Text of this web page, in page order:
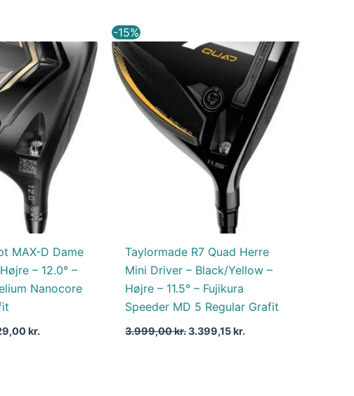
MAX-D Dame
– 12.0° –
Nanocore
kr..
kr.
aktuelle
pris
er:
2.729,00 kr..
-15%
Taylormade R7 Quad Herre
Mini Driver – Black/Yellow –
Højre – 11.5° – Fujikura
Speeder MD 5 Regular Grafit
3.999,00kr.
oprindelige
pris
3.999,00 kr..
3.399,15kr.
aktuelle
pris
er:
3.399,15 kr..